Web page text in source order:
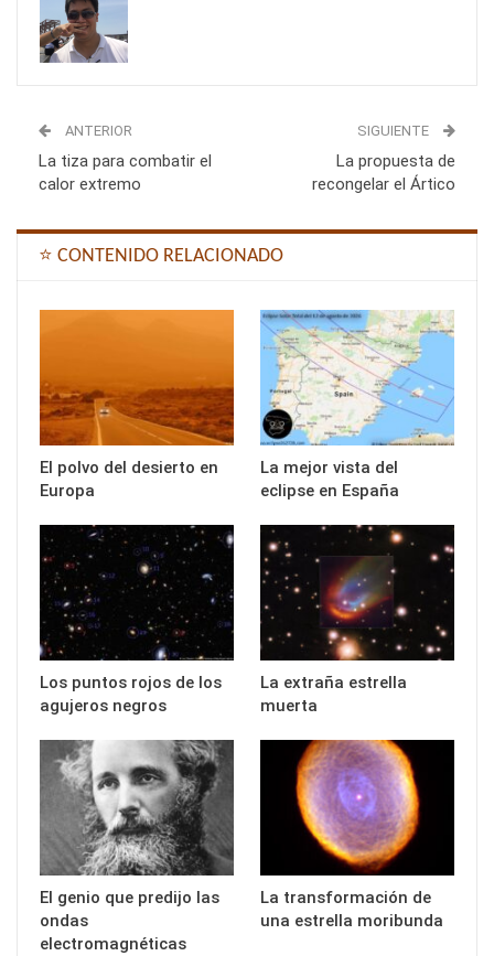
ANTERIOR
La tiza para combatir el
calor extremo
SIGUIENTE
La propuesta de
recongelar el Ártico
⭐ CONTENIDO RELACIONADO
El polvo del desierto en
Europa
La mejor vista del
eclipse en España
Los puntos rojos de los
agujeros negros
La extraña estrella
muerta
El genio que predijo las
ondas
electromagnéticas
La transformación de
una estrella moribunda